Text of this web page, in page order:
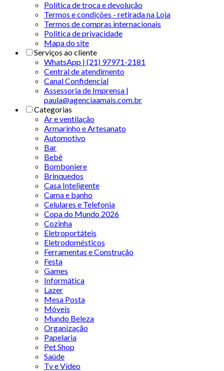
Política de troca e devolução
Termos e condições - retirada na Loja
Termos de compras internacionais
Politica de privacidade
Mapa do site
Serviços ao cliente
WhatsApp | (21) 97971-2181
Central de atendimento
Canal Confidencial
Assessoria de Imprensa |
paula@agenciaamais.com.br
Categorias
Ar e ventilação
Armarinho e Artesanato
Automotivo
Bar
Bebê
Bomboniere
Brinquedos
Casa Inteligente
Cama e banho
Celulares e Telefonia
Copa do Mundo 2026
Cozinha
Eletroportáteis
Eletrodomésticos
Ferramentas e Construção
Festa
Games
Informática
Lazer
Mesa Posta
Móveis
Mundo Beleza
Organização
Papelaria
Pet Shop
Saúde
Tv e Vídeo